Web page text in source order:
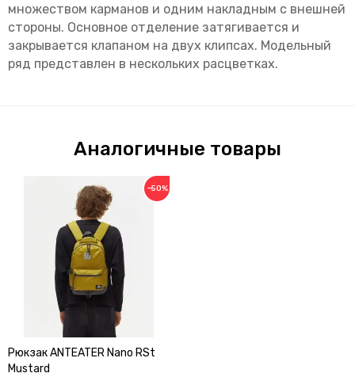
множеством карманов и одним накладным с внешней
стороны. Основное отделение затягивается и
закрывается клапаном на двух клипсах. Модельный
ряд представлен в нескольких расцветках.
Аналогичные товары
−50%
Рюкзак ANTEATER Nano RSt
Mustard